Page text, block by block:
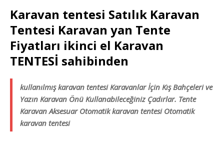
Karavan tentesi Satılık Karavan
Tentesi Karavan yan Tente
Fiyatları ikinci el Karavan
TENTESİ sahibinden
kullanılmış karavan tentesi Karavanlar İçin Kış Bahçeleri ve
Yazın Karavan Önü Kullanabileceğiniz Çadırlar. Tente
Karavan Aksesuar Otomatik karavan tentesi Otomatik
karavan tentesi